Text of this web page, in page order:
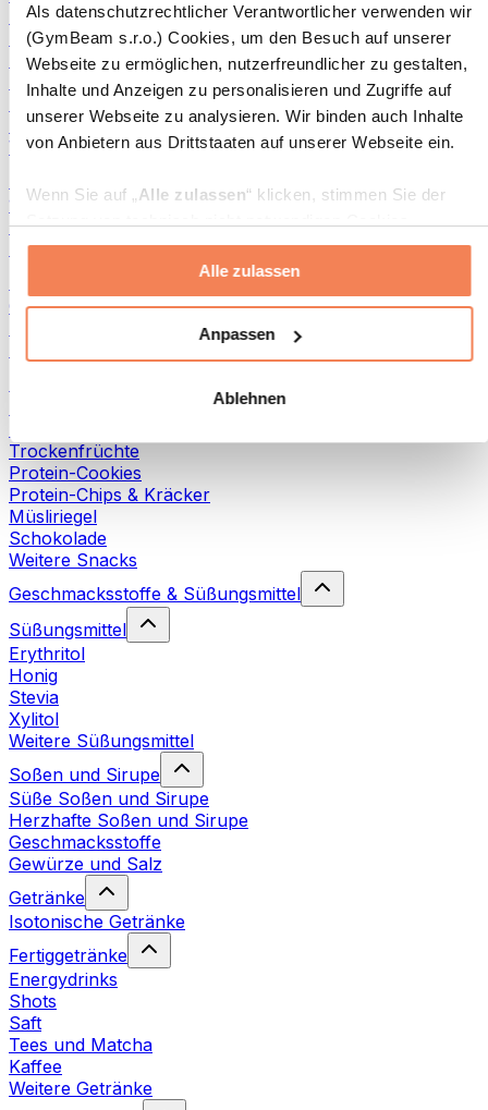
Als datenschutzrechtlicher Verantwortlicher verwenden wir
(GymBeam s.r.o.) Cookies, um den Besuch auf unserer
Webseite zu ermöglichen, nutzerfreundlicher zu gestalten,
Inhalte und Anzeigen zu personalisieren und Zugriffe auf
unserer Webseite zu analysieren. Wir binden auch Inhalte
von Anbietern aus Drittstaaten auf unserer Webseite ein.
Wenn Sie auf „Alle zulassen“ klicken, stimmen Sie der
(insbesondere zu Analyse- und Marketingzwecken) zu.
Ablehnen“ klicken, werden nur
„notwendige“ Cookies gesetzt, welche für den Betrieb der
Webseite erforderlich sind. Sie können auch eine
Weitere Informationen über die Verarbeitung Ihrer Daten
finden Sie in den Unterpunkten „Details“ und „Über
Cookies“ sowie in unserer
Sie können Ihre Einwilligung jederzeit in den
Einstellungenauf unserer Webseite ändern oder
Mehr Info
Alle zulassen
Anpassen
Ablehnen
Fisch-Produkte
Fertiggerichte
Eier-Produkte
Brot & Gebäck
Hülsenfrüchte
Weitere Fitness-Foods
100 % Nussbutter
Süße Nussbutter
Protein-Nussbutter
Grüne Superfoods
Trockenfrüchte
Protein-Cookies
Protein-Chips & Kräcker
Müsliriegel
Schokolade
Weitere Snacks
Geschmacksstoffe & Süßungsmittel
Süßungsmittel
Erythritol
Honig
Stevia
Xylitol
Weitere Süßungsmittel
Soßen und Sirupe
Süße Soßen und Sirupe
Herzhafte Soßen und Sirupe
Geschmacksstoffe
Gewürze und Salz
Getränke
Isotonische Getränke
Fertiggetränke
Energydrinks
Shots
Saft
Tees und Matcha
Kaffee
Weitere Getränke